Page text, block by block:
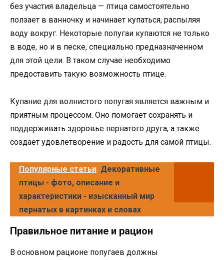
без участия владельца — птица самостоятельно
ползает в ванночку и начинает купаться, распыляя
воду вокруг. Некоторые попугаи купаются не только
в воде, но и в песке, специально предназначенном
для этой цели. В таком случае необходимо
предоставить такую возможность птице.
Купание для волнистого попугая является важным и
приятным процессом. Оно помогает сохранять и
поддерживать здоровье пернатого друга, а также
создает удовлетворение и радость для самой птицы.
Популярные статьи Декоративные
птицы - фото, описание и
характеристики - изысканный мир
пернатых в картинках и словах
Правильное питание и рацион
В основном рационе попугаев должны